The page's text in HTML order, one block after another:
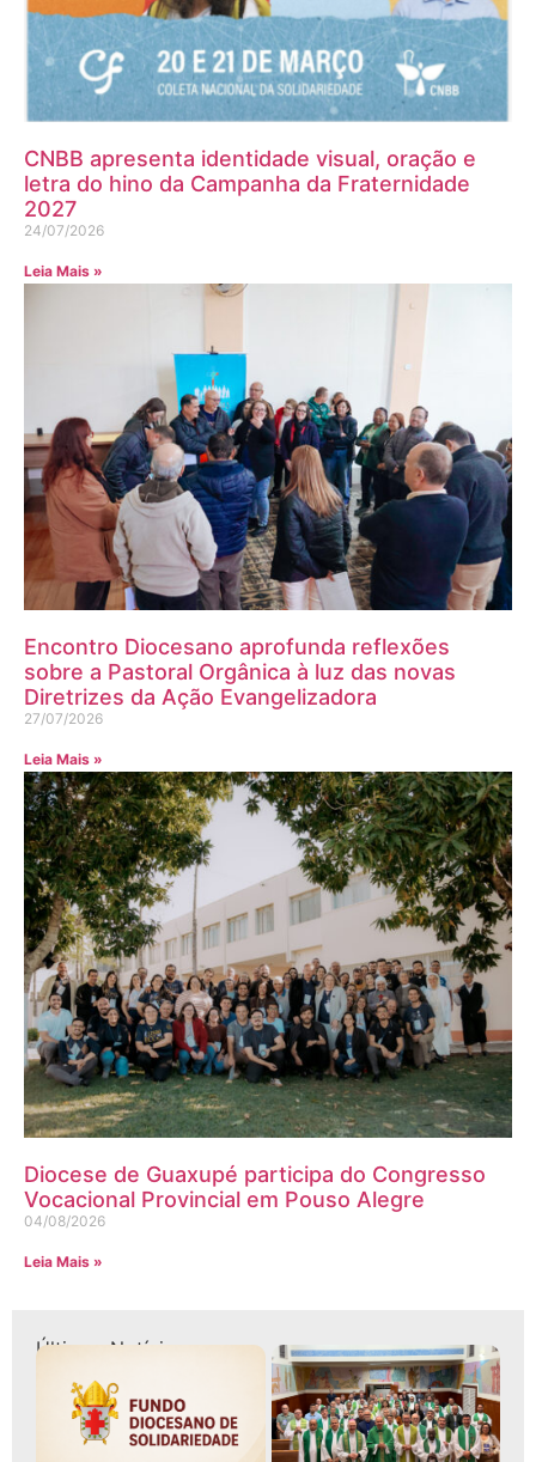
CNBB apresenta identidade visual, oração e
letra do hino da Campanha da Fraternidade
2027
24/07/2026
Leia Mais »
Encontro Diocesano aprofunda reflexões
sobre a Pastoral Orgânica à luz das novas
Diretrizes da Ação Evangelizadora
27/07/2026
Leia Mais »
Diocese de Guaxupé participa do Congresso
Vocacional Provincial em Pouso Alegre
04/08/2026
Leia Mais »
Últimas Notícias